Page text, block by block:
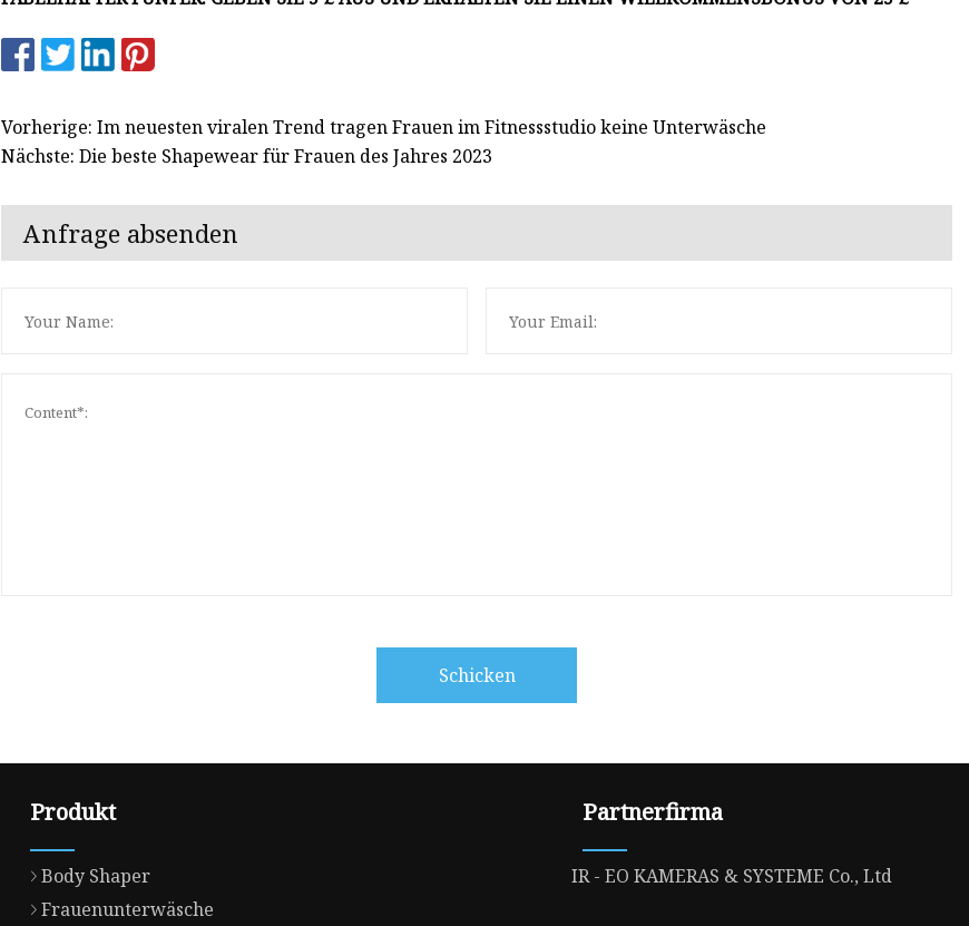
Vorherige: Im neuesten viralen Trend tragen Frauen im Fitnessstudio keine Unterwäsche
Nächste: Die beste Shapewear für Frauen des Jahres 2023
Anfrage absenden
Schicken
Produkt
Body Shaper
Frauenunterwäsche
Partnerfirma
IR - EO KAMERAS & SYSTEME Co., Ltd